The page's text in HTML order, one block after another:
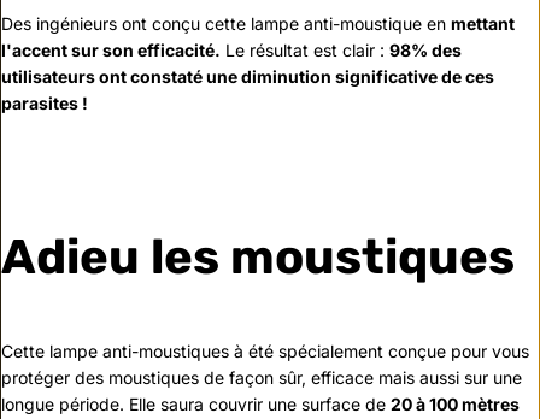
Des ingénieurs ont conçu cette lampe anti-moustique en mettant
l'accent sur son efficacité. Le résultat est clair : 98% des
utilisateurs ont constaté une diminution significative de ces
parasites !
Adieu les moustiques
Cette lampe anti-moustiques à été spécialement conçue pour vous
protéger des moustiques de façon sûr, efficace mais aussi sur une
longue période. Elle saura couvrir une surface de 20 à 100 mètres